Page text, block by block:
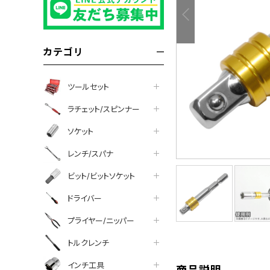
カテゴリ
ツールセット
ラチェット/スピンナー
ソケット
レンチ/スパナ
ビット/ビットソケット
ドライバー
プライヤー/ニッパー
トルクレンチ
インチ工具
facebook
line